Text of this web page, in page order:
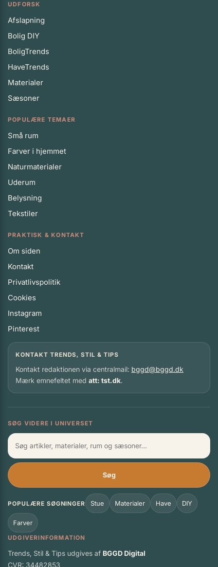
UDFORSK
Afslapning
Bolig DIY
BoligTrends
HaveTrends
Materialer
Sæsoner
POPULÆRE TEMAER
Små rum
Farver i hjemmet
Naturmaterialer
Uderum
Belysning
Tekstiler
PRAKTISK & KONTAKT
Om siden
Kontakt
Privatlivspolitik
Cookies
Instagram
Pinterest
KONTAKT TRENDS, STIL & TIPS
Kontakt redaktionen via centralmail: bggd@bggd.dk
Mærk emnefeltet med att: tst.dk.
SØG VIDERE I UNIVERSET
Søg
POPULÆRE SØGNINGER Stue Materialer Have DIY
Farver
UDGIVERINFORMATION
Trends, Stil & Tips udgives af BGGD Digital
CVR: 34482853